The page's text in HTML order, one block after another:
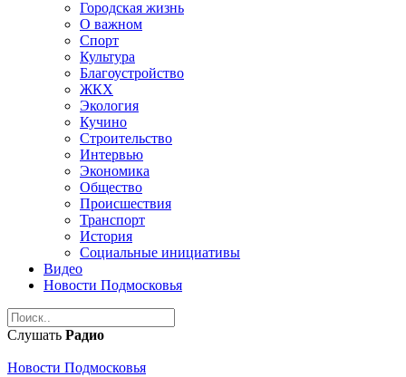
Городская жизнь
О важном
Спорт
Культура
Благоустройство
ЖКХ
Экология
Кучино
Строительство
Интервью
Экономика
Общество
Происшествия
Транспорт
История
Социальные инициативы
Видео
Новости Подмосковья
Слушать Радио
Новости Подмосковья